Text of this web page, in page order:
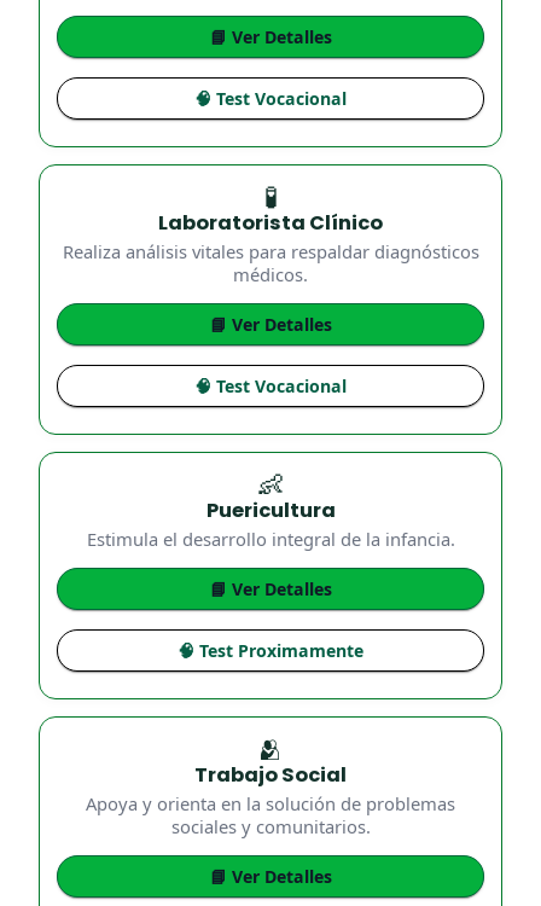
📘 Ver Detalles
🧠 Test Vocacional
🧪
Laboratorista Clínico
Realiza análisis vitales para respaldar diagnósticos
médicos.
📘 Ver Detalles
🧠 Test Vocacional
👶
Puericultura
Estimula el desarrollo integral de la infancia.
📘 Ver Detalles
🧠 Test Proximamente
🫂
Trabajo Social
Apoya y orienta en la solución de problemas
sociales y comunitarios.
📘 Ver Detalles